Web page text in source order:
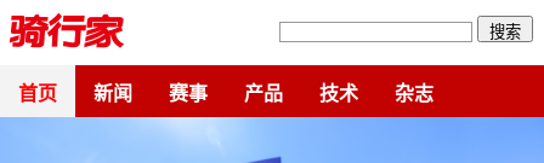
搜索
首页 新闻 赛事 产品 技术 杂志